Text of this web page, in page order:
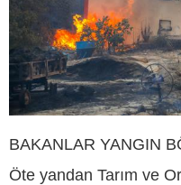
BAKANLAR YANGIN
Öte yandan Tarım ve